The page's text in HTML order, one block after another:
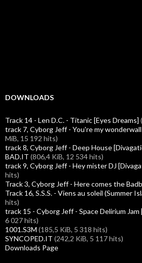
DOWNLOADS
Track 14 - Len D.C. - Titanic [Eyes Dreams]
track 7, Cyborg Jeff - You're my
MiB, 15 192 hits)
track 8, Cyborg Jeff - Deep House
BAD.IT (806,4 KiB, 12 534 hits)
track 9, Cyborg Jeff - Hey mister DJ
hits)
Track 3, Cyborg Jeff - Here comes the
Track 16, S.S.S. - Viens au soleil (Summer
hits)
track 15 - Cyborg Jeff - Space Delirium
6 027 hits)
1001.S3M (185,5 KiB, 5 318 hits)
SYNCOPED.IT (242,2 KiB, 5 117 hits)
Downloads Page